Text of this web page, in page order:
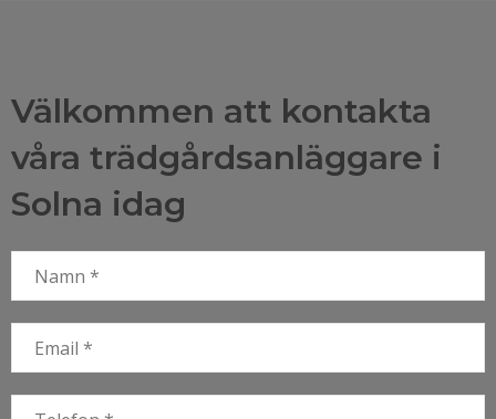
Välkommen att kontakta
våra trädgårdsanläggare i
Solna idag